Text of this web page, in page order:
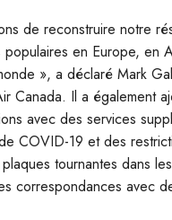
de reconstruire notre
en Europe,
», a déclaré Mark
Canada. Il a également
avec des services
COVID-19 et des
tournantes dans
correspondances avec